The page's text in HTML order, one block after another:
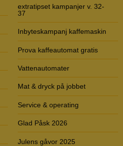
extratipset kampanjer v. 32-
37
Inbyteskampanj kaffemaskin
Prova kaffeautomat gratis
Vattenautomater
Mat & dryck på jobbet
Service & operating
Glad Påsk 2026
Julens gåvor 2025